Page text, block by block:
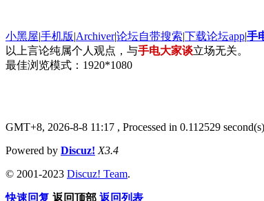
小黑屋|手机版|Archiver|论坛自带搜索|下载论坛app|手
以上言论纯属个人观点，与手电大家谈立场无关。
最佳浏览模式：1920*1080
GMT+8, 2026-8-8 11:17 , Processed in 0.112529
Powered by Discuz! X3.4
© 2001-2023 Discuz! Team.
快速回复 返回顶部 返回列表